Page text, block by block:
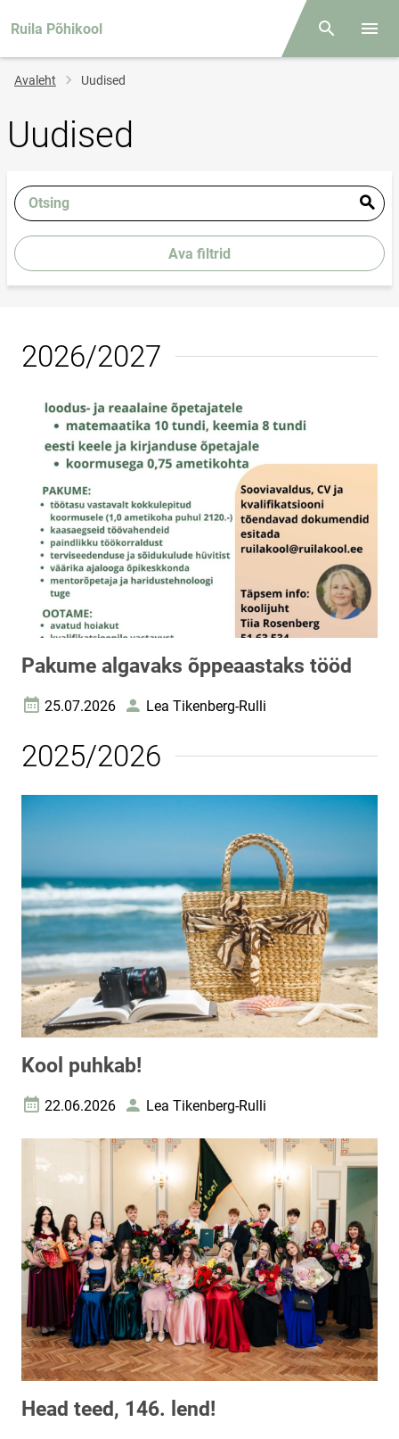
Ruila Põhikool Otsing
Jälglink
Avaleht Uudised
Uudised
Otsing
Ava filtrid
2026/2027
Pakume algavaks õppeaastaks tööd
Loomise kuupäev
25.07.2026 AutorLea Tikenberg-Rulli
2025/2026
Kool puhkab!
Loomise kuupäev
22.06.2026 AutorLea Tikenberg-Rulli
Head teed, 146. lend!